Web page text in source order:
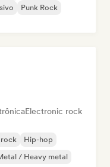
Punk Rock
Electronic rock
Hip-hop
/ Heavy metal